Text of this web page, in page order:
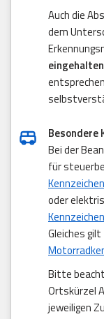
Auch die
dem
eingehalten
Besondere
Bei der
für
Kennzeichen
oder
Kennzeichen
Gleiches
Bitte
Ortskürzel
jeweiligen